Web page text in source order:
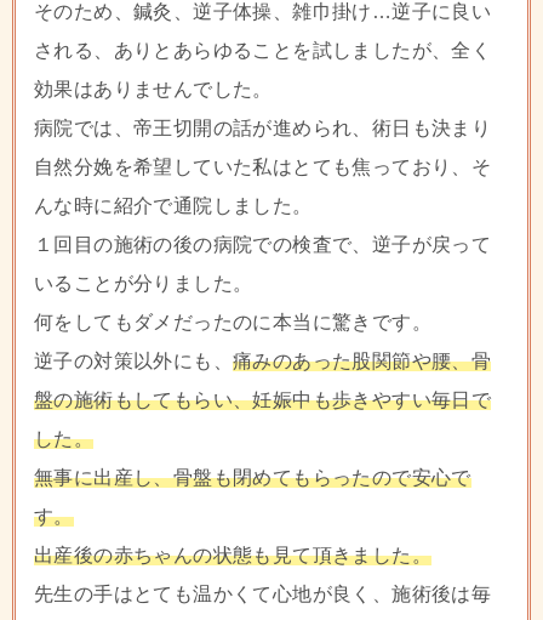
そのため、鍼灸、逆子体操、雑巾掛け…逆子に良い
される、ありとあらゆることを試しましたが、全く
効果はありませんでした。
病院では、帝王切開の話が進められ、術日も決まり
自然分娩を希望していた私はとても焦っており、そ
んな時に紹介で通院しました。
１回目の施術の後の病院での検査で、逆子が戻って
いることが分りました。
何をしてもダメだったのに本当に驚きです。
逆子の対策以外にも、 痛みのあった股関節や腰、骨
盤の施術もしてもらい、妊娠中も歩きやすい毎日で
した。
無事に出産し、骨盤も閉めてもらったので安心で
す。
出産後の赤ちゃんの状態も見て頂きました。
先生の手はとても温かくて心地が良く、施術後は毎